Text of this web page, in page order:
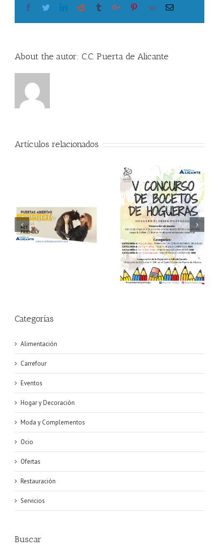
FacebookTwitterLinkedinReddit TumblrGoogle+Pinterest
Vk Email
About the autor: C.C. Puerta de Alicante
Artículos relacionados
V Concurso de Bocetos
de Hogueras en Puerta
de Alicante
Semana del Aprendizaje
Digital
Categorías
Alimentación
Carrefour
Eventos
Hogar y Decoración
Moda y Complementos
Ocio
Ofertas
Restauración
Servicios
Buscar